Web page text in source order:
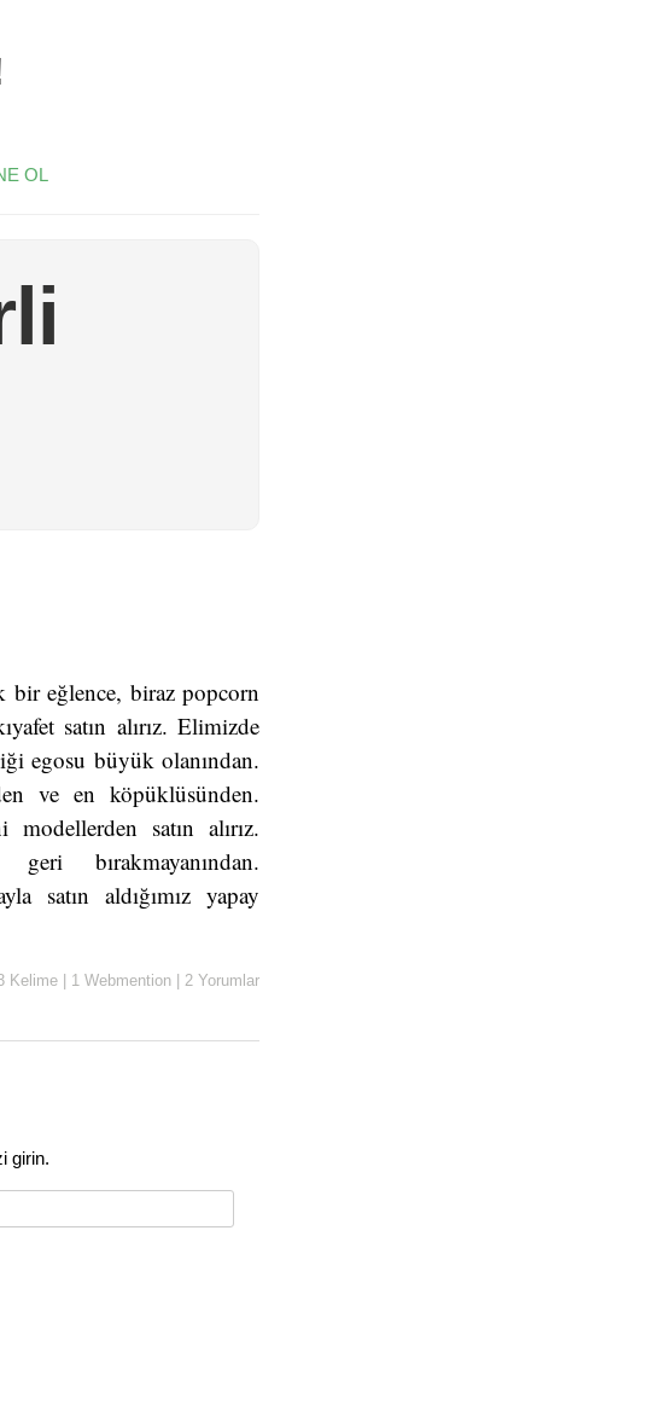
OL
bir eğlence, biraz popcorn
satın alırız. Elimizde
egosu büyük olanından.
ve en köpüklüsünden.
satın alırız.
bırakmayanından.
satın aldığımız yapay
Kelime 1 Webmention 2 Yorumlar
girin.